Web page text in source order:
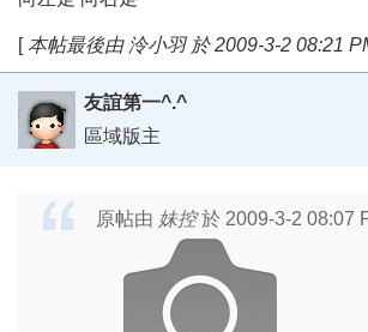
[本帖最後由 泠小羽 於 2009-3-2 08:21
友誼第一^.^
區域版主
原帖由 妹控於 2009-3-2 08:07